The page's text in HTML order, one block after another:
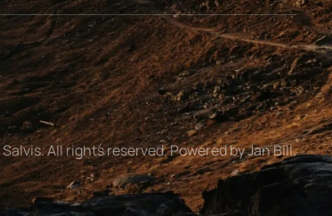
Salvis. All rights reserved. Powered by Jan Bill.